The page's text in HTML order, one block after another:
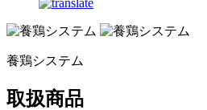
養鶏システム
取扱商品